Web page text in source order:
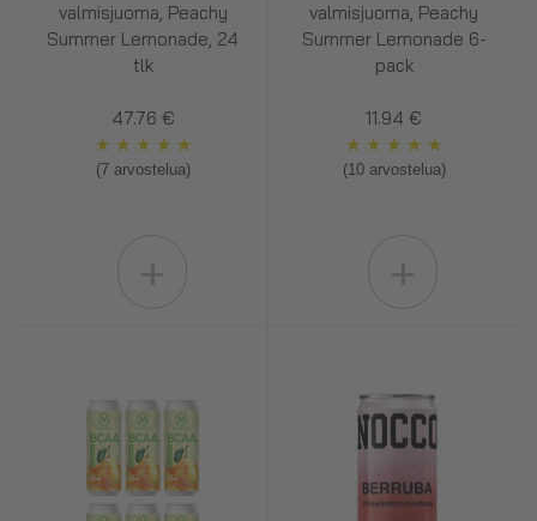
valmisjuoma, Peachy
Summer Lemonade, 24
tlk
47.76 €
★ ★ ★ ★ ★
(7 arvostelua)
valmisjuoma, Peachy
Summer Lemonade 6-
pack
11.94 €
★ ★ ★ ★ ★
(10 arvostelua)